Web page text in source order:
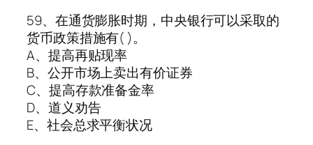
59、在通货膨胀时期，中央银行可以采取的
货币政策措施有( )。
A、提高再贴现率
B、公开市场上卖出有价证券
C、提高存款准备金率
D、道义劝告
E、社会总求平衡状况